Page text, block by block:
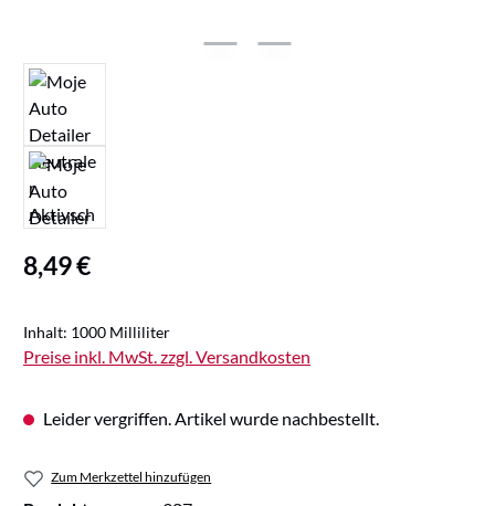
Regulärer Preis:
8,49 €
Inhalt: 1000 Milliliter
Preise inkl. MwSt. zzgl. Versandkosten
Leider vergriffen. Artikel wurde nachbestellt.
Zum Merkzettel hinzufügen